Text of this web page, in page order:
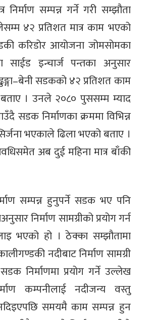
निर्माण सम्पन्न गर्ने गरी सम्झौता
४२ प्रतिशत मात्र काम भएको
करिडोर आयोजना जोमसोमका
साईड इन्चार्ज पन्तका अनुसार
सडकको ४२ प्रतिशत काम
। उनले २०८० पुससम्म म्याद
सडक निर्माणका क्रममा विभिन्न
भएकाले ढिला भएको बताए ।
अब दुई महिना मात्र बाँकी
सम्पन्न हुनुपर्ने सडक भए पनि
निर्माण सामग्रीको प्रयोग गर्न
भएको हो । ठेक्का सम्झौतामा
नदीबाट निर्माण सामग्री
निर्माणमा प्रयोग गर्ने उल्लेख
कम्पनीलाई नदीजन्य वस्तु
समयमै काम सम्पन्न हुन